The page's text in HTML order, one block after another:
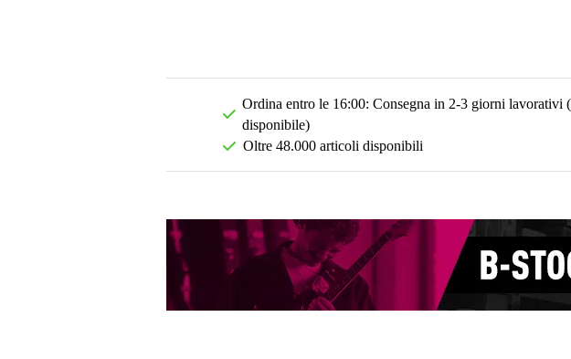
Ordina entro le 16:00: Consegna in 2-3 giorni lavorativi
disponibile)
Oltre 48.000 articoli disponibili